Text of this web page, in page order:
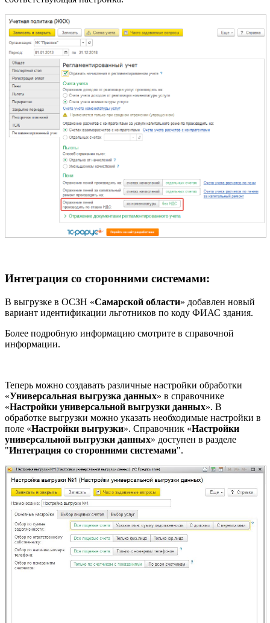
Интеграция со сторонними системами:
В выгрузке в ОСЗН «Самарской области» добавлен новый
вариант идентификации льготников по коду ФИАС здания.
Более подробную информацию смотрите в справочной
информации.
Теперь можно создавать различные настройки обработки
«Универсальная выгрузка данных» в справочнике
«Настройки универсальной выгрузки данных». В
обработке выгрузки можно указать необходимые настройки в
поле «Настройки выгрузки». Справочник «Настройки
универсальной выгрузки данных» доступен в разделе
"Интеграция со сторонними системами".